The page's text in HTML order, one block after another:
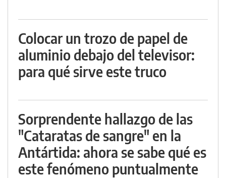
Colocar un trozo de papel de
aluminio debajo del televisor:
para qué sirve este truco
Sorprendente hallazgo de las
"Cataratas de sangre" en la
Antártida: ahora se sabe qué es
este fenómeno puntualmente